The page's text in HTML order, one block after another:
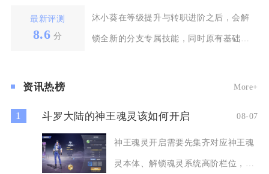
最新评测
8.6 分
沐小葵在等级提升与转职进阶之后，会解
锁全新的分支专属技能，同时原有基础技
资讯热榜 More+
1 斗罗大陆的神王魂灵该如何开启 08-07
神王魂灵开启需要先集齐对应神王魂
灵本体、解锁魂灵系统高阶栏位，同